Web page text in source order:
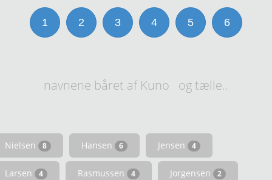
1 2 3 4 5 6
navnene båret af Kuno og tælle..
Nielsen 8 Hansen 6 Jensen 4
Larsen 4 Rasmussen 4 Jorgensen 2